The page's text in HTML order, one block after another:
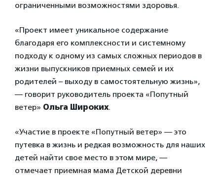
ограниченными возможностями здоровья.
«Проект имеет уникальное содержание
благодаря его комплексности и системному
подходу к одному из самых сложных периодов в
жизни выпускников приемных семей и их
родителей – выходу в самостоятельную жизнь»,
— говорит руководитель проекта «Попутный
ветер» Ольга Широких.
«Участие в проекте «Попутный ветер» — это
путевка в жизнь и редкая возможность для наших
детей найти свое место в этом мире, —
отмечает приемная мама Детской деревни